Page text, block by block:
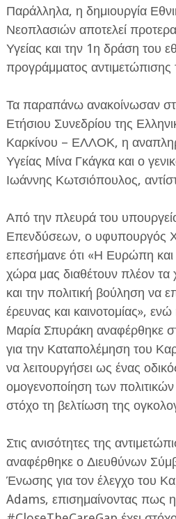
ΕΦΗΜΕΡΙΔΑ Η ΠΑΡΓΑ
ΠΛΗΡΟΦΟΡΙΕΣ
Παράλληλα, η δημιουργία
Νεοπλασιών αποτελεί
Υγείας και την 1η δράση του
προγράμματος αντιμετώπισης
Τα παραπάνω ανακοίνωσαν
Ετήσιου Συνεδρίου της
Καρκίνου – ΕΛΛΟΚ, η
Υγείας Μίνα Γκάγκα και ο
Ιωάννης Κωτσιόπουλος,
Από την πλευρά του
Επενδύσεων, ο υφυπουργός
επεσήμανε ότι «Η Ευρώπη και
χώρα μας διαθέτουν πλέον τα
και την πολιτική βούληση να
έρευνας και καινοτομίας»,
Μαρία Σπυράκη αναφέρθηκε
για την Καταπολέμηση του
να λειτουργήσει ως ένας
ομογενοποίηση των
στόχο τη βελτίωση της
Στις ανισότητες της
αναφέρθηκε ο Διευθύνων
Ένωσης για τον έλεγχο του
Adams, επισημαίνοντας πως